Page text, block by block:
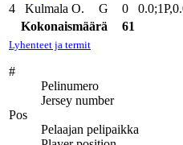
4
Kulmala O. G 0
Kokonaismäärä
61
Lyhenteet ja termit
#
Pelinumero
Jersey number
Pos
Pelaajan pelipaikka